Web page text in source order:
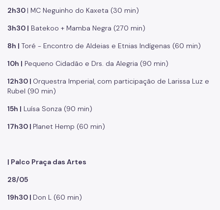
2h30 | MC Neguinho do Kaxeta (30 min)
3h30 | Batekoo + Mamba Negra (270 min)
8h | Toré - Encontro de Aldeias e Etnias Indígenas (60 min)
10h | Pequeno Cidadão e Drs. da Alegria (90 min)
12h30 | Orquestra Imperial, com participação de Larissa Luz e
Rubel (90 min)
15h | Luísa Sonza (90 min)
17h30 | Planet Hemp (60 min)
| Palco Praça das Artes
28/05
19h30 | Don L (60 min)